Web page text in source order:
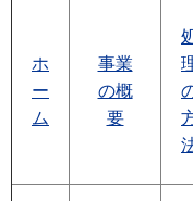
ホ
ー
ム
事業
の概
要